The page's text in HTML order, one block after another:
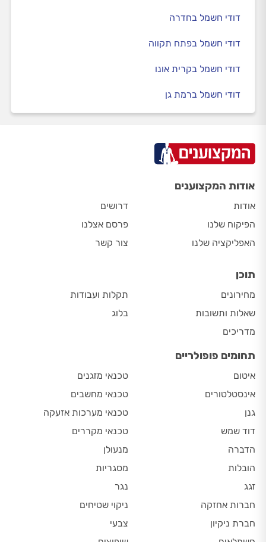
דודי חשמל בחדרה
דודי חשמל בפתח תקווה
דודי חשמל בקרית אונו
דודי חשמל ברמת גן
אודות המקצוענים
אודות
הפיקוח שלנו
האפליקציה שלנו
דרושים
פרסם אצלנו
צור קשר
תוכן
מחירונים
שאלות ותשובות
מדריכים
תקלות ועבודות
בלוג
תחומים פופולריים
איטום
אינסטלטורים
גנן
דוד שמש
הדברה
הובלות
זגג
חברות אחזקה
חברת ניקיון
טכנאי מזגנים
טכנאי מחשבים
טכנאי מערכות אזעקה
טכנאי מקררים
מנעולן
מסגריות
נגר
ניקוי שטיחים
צבעי